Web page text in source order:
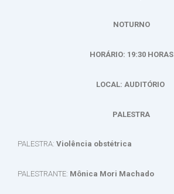
NOTURNO
HORÁRIO: 19:30 HORAS
LOCAL: AUDITÓRIO
PALESTRA
PALESTRA: Violência obstétrica
PALESTRANTE: Mônica Mori Machado